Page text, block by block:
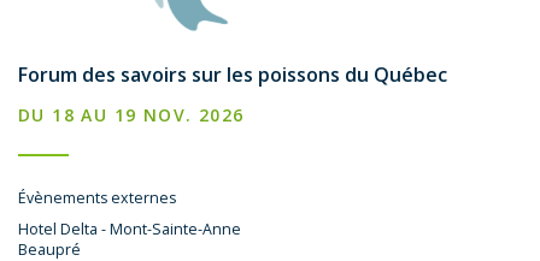
Forum des savoirs sur les poissons du Québec
DU 18 AU 19 NOV. 2026
Évènements externes
Hotel Delta - Mont-Sainte-Anne
Beaupré